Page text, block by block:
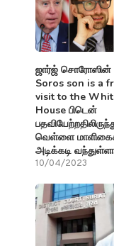
ஜார்ஜ்
Soros son is a
visit to the
House பிடென்
வெள்ளை
அடிக்கடி
10/04/2023